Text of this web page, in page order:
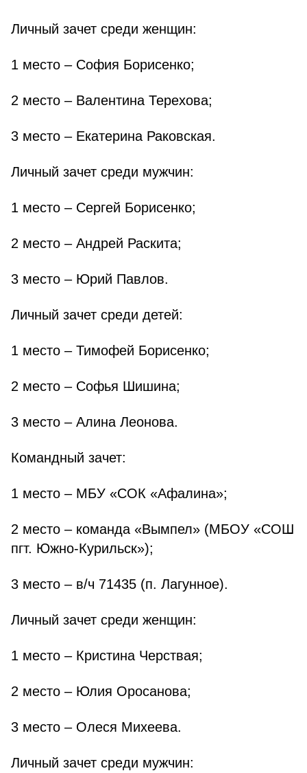
Личный зачет среди женщин:
1 место – София Борисенко;
2 место – Валентина Терехова;
3 место – Екатерина Раковская.
Личный зачет среди мужчин:
1 место – Сергей Борисенко;
2 место – Андрей Раскита;
3 место – Юрий Павлов.
Личный зачет среди детей:
1 место – Тимофей Борисенко;
2 место – Софья Шишина;
3 место – Алина Леонова.
Командный зачет:
1 место – МБУ «СОК «Афалина»;
2 место – команда «Вымпел» (МБОУ «СОШ
пгт. Южно-Курильск»);
3 место – в/ч 71435 (п. Лагунное).
Личный зачет среди женщин:
1 место – Кристина Черствая;
2 место – Юлия Оросанова;
3 место – Олеся Михеева.
Личный зачет среди мужчин: